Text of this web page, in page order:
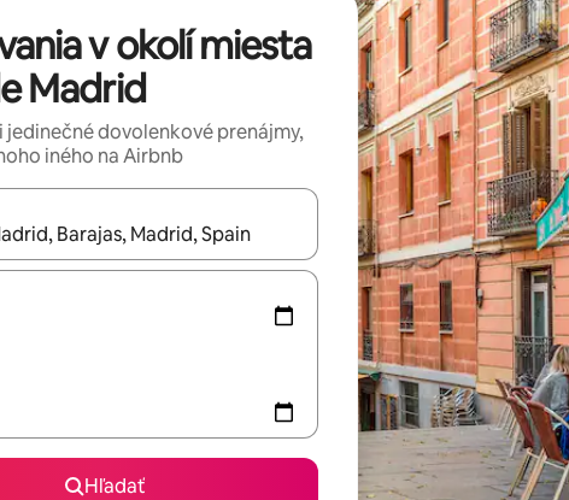
v okolí miesta
Madrid
jedinečné dovolenkové prenájmy,
iného na Airbnb
k dispozícii, môžete si ich prechádzať pomocou klávesov so
Hľadať